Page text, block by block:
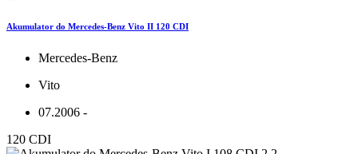
Akumulator do Mercedes-Benz Vito II 120 CDI
Mercedes-Benz
Vito
07.2006 -
120 CDI